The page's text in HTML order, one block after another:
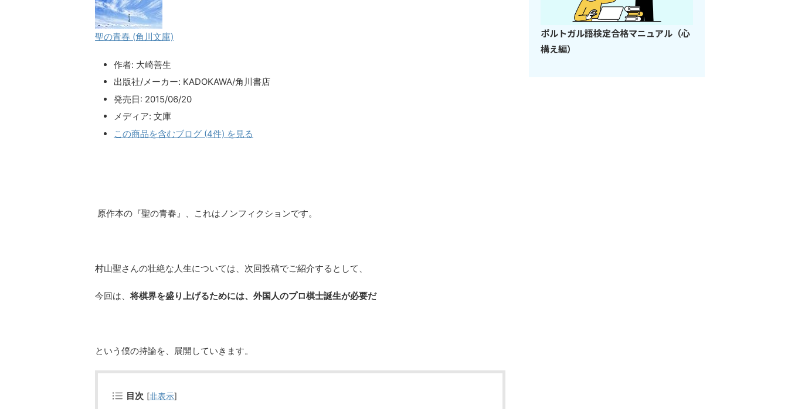
聖の青春 (角川文庫)
作者: 大崎善生
出版社/メーカー: KADOKAWA/角川書店
発売日: 2015/06/20
メディア: 文庫
この商品を含むブログ (4件) を見る
原作本の『聖の青春』、これはノンフィクションです。
村山聖さんの壮絶な人生については、次回投稿でご紹介するとして、
今回は、将棋界を盛り上げるためには、外国人のプロ棋士誕生が必要だ
という僕の持論を、展開していきます。
目次 [非表示]
ポルトガル語検定合格マニュアル（心
構え編）